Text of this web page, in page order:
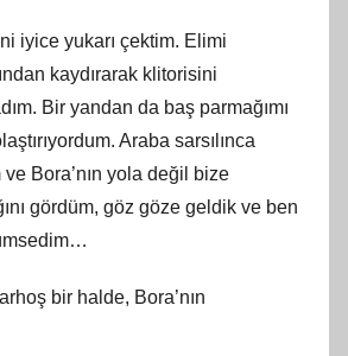
iyice yukarı çektim. Elimi
kaydırarak klitorisini
Bir yandan da baş parmağımı
Araba sarsılınca
ve Bora’nın yola değil bize
gördüm, göz göze geldik ve ben
bir halde, Bora’nın